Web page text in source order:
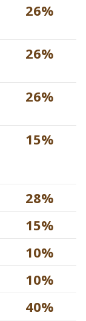
26%
26%
26%
15%
28%
15%
10%
10%
40%